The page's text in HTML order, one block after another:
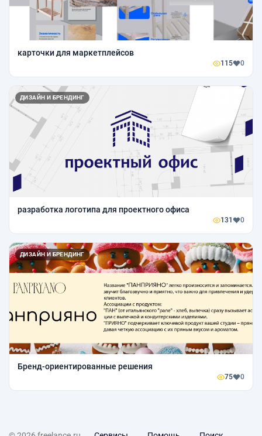
карточки для маркетплейсов
115 0
ДИЗАЙН И БРЕНДИНГ
разработка логотипа для проектного офиса
131 0
ДИЗАЙН И БРЕНДИНГ
Бренд-ориентированные решения
75 0